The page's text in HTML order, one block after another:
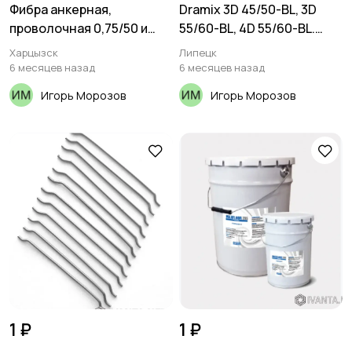
Фибра анкерная,
проволочная 0,75/50 и
0,75/60
Харцызск
6 месяцев назад
Игорь Морозов
Dramix 3D 45/50-BL, 3D
55/60-BL, 4D 55/60-BL.
Фибра стальная анкерная
Липецк
6 месяцев назад
Игорь Морозов
1 ₽ 1 ₽